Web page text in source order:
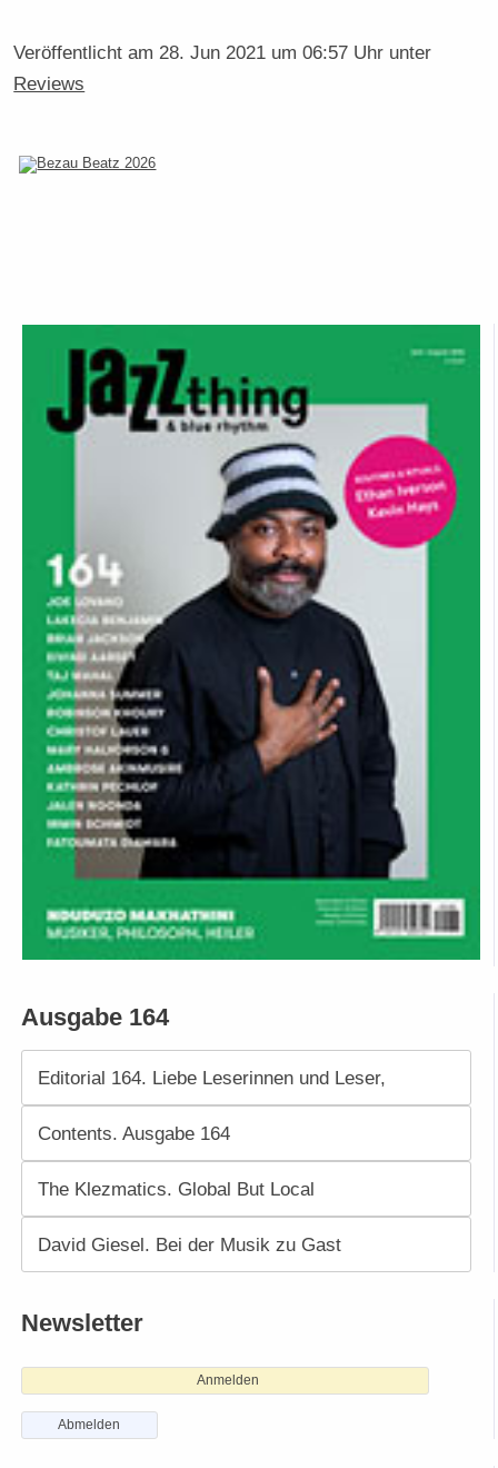
Veröffentlicht am 28. Jun 2021 um 06:57 Uhr unter
Reviews
Ausgabe 164
Editorial 164. Liebe Leserinnen und Leser,
Contents. Ausgabe 164
The Klezmatics. Global But Local
David Giesel. Bei der Musik zu Gast
Newsletter
Anmelden
Abmelden